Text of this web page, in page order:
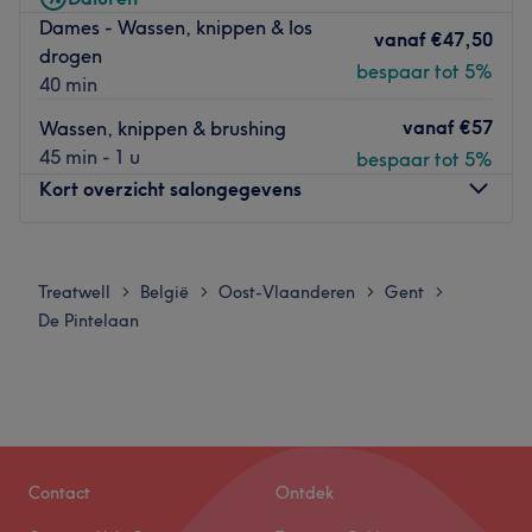
Extensionela in goede handen!
Goed om te weten: dit salon behandelt
alleen vrouwen.
Dames - Wassen, knippen & los
drogen
40 min
vanaf €47,50
bespaar tot 5%
Wassen, knippen & brushing
45 min - 1 u
vanaf €57
bespaar tot 5%
Kort overzicht salongegevens
Dinsdag
Gesloten
Woensdag
🩷🌿 Welkom bij Weg van Haar,
Treatwell > België > Oost-Vlaanderen > Gent >
De Pintelaan
Contact Ontdek